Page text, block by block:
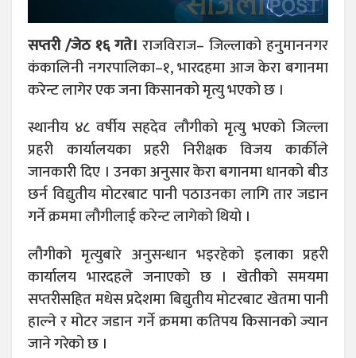
सप्तरी /जेठ १६ गते। राजविराज– जिल्लाको हनुमाननगर
कंकालिनी नगरपालिका–१, भारदहमा आज केरा बगानमा
करेन्ट लागेर एक जना किसानको मृत्यु भएको छ ।
स्थानीय ४८ वर्षीय सहदेव लौगीको मृत्यु भएको जिल्ला
प्रहरी कार्यालयका प्रहरी निरीक्षक विजय कार्कीले
जानकारी दिए । उनका अनुसार केरा बगानमा धानको बीउ
छर्न विद्युतीय मोटरबाट पानी पठाउनका लागि तार जडान
गर्ने क्रममा लौगीलाई करेन्ट लागेको थियो ।
लौगीको मृत्युबारे अनुसन्धान भइरहेको इलाका प्रहरी
कार्यालय भारदहले जनाएको छ । खेतीको समयमा
सप्तरीसहित मधेस प्रदेशमा बिद्युतीय मोटरबाट खेतमा पानी
हाल्ने र मोटर जडान गर्ने क्रममा कतिपय किसानको ज्यान
जाने गरेको छ ।